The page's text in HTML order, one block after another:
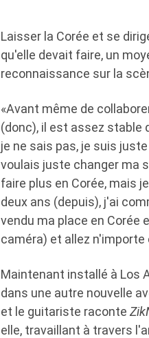
Laisser la Corée et se
qu'elle devait faire, un
reconnaissance sur la
«Avant même de
(donc), il est assez stable
je ne sais pas, je suis
voulais juste changer ma
faire plus en Corée, mais
deux ans (depuis), j'ai
vendu ma place en Corée
caméra) et allez n'importe
Maintenant installé à Los
dans une autre nouvelle
et le guitariste raconte
elle, travaillant à travers